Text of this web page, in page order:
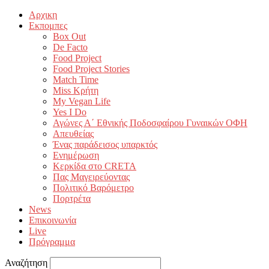
Αρχικη
Εκπομπες
Box Out
De Facto
Food Project
Food Project Stories
Match Time
Miss Κρήτη
My Vegan Life
Yes I Do
Αγώνες Α΄ Εθνικής Ποδοσφαίρου Γυναικών ΟΦΗ
Απευθείας
Ένας παράδεισος υπαρκτός
Ενημέρωση
Κερκίδα στο CRETA
Πας Μαγειρεύοντας
Πολιτικό Βαρόμετρο
Πορτρέτα
News
Επικοινωνία
Live
Πρόγραμμα
Αναζήτηση